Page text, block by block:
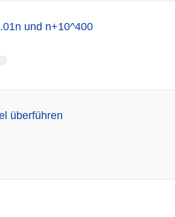
und n+10^400
überführen